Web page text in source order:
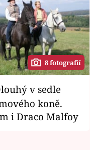
8 fotografií
koně.
i Draco Malfoy